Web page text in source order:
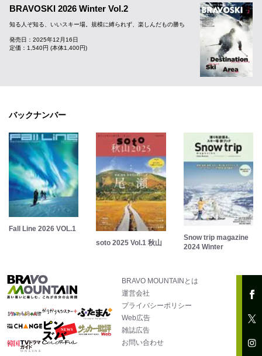
BRAVOSKI 2026 Winter Vol.2
知る人ぞ知る、いいスキー場。規模に縛られず、楽しんだもの勝ち
発売日：2025年12月16日
定価：1,540円 (本体1,400円)
バックナンバー
Fall Line 2026 VOL.1
soto 2025 Vol.1 秋山
Snow trip magazine
2024 Winter
BRAVO MOUNTAINとは
運営会社
プライバシーポリシー
Web広告
雑誌広告
お問い合わせ